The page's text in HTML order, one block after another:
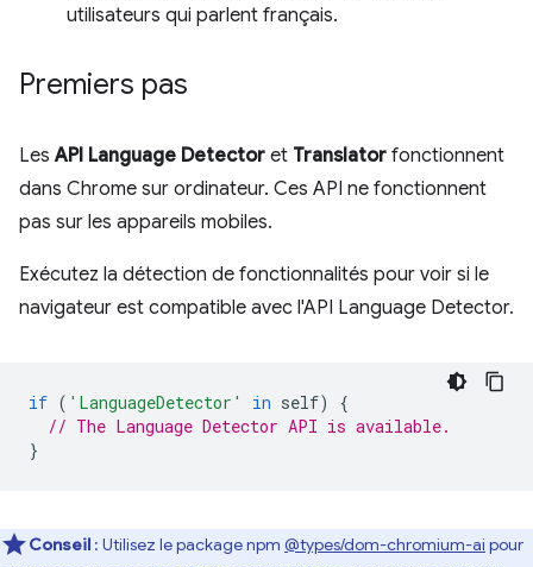
utilisateurs qui parlent français.
Premiers pas
LesAPI Language Detector et Translator fonctionnent
dans Chrome sur ordinateur. Ces API ne fonctionnent
pas sur les appareils mobiles.
Exécutez la détection de fonctionnalités pour voir si le
navigateur est compatible avec l'API Language Detector.
if ( 'LanguageDetector' in self)
{
// The Language Detector API is available.
}
Conseil : Utilisez le package npm @types/dom-chromium-ai pour